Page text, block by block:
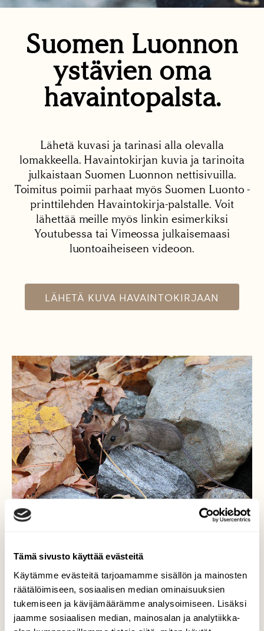
Tämä sivusto käyttää evästeitä
Käytämme evästeitä tarjoamamme sisällön ja mainosten
räätälöimiseen, sosiaalisen median ominaisuuksien
tukemiseen ja kävijämäärämme analysoimiseen. Lisäksi
jaamme sosiaalisen median, mainosalan ja analytiikka-
Suomen Luonnon
ystävien oma
havaintopalsta.
Lähetä kuvasi ja tarinasi alla olevalla
lomakkeella. Havaintokirjan kuvia ja tarinoita
julkaistaan Suomen Luonnon nettisivuilla.
Toimitus poimii parhaat myös Suomen Luonto -
printtilehden Havaintokirja-palstalle. Voit
lähettää meille myös linkin esimerkiksi
Youtubessa tai Vimeossa julkaisemaasi
luontoaiheiseen videoon.
LÄHETÄ KUVA HAVAINTOKIRJAAN
Hiirulainen siimahäntä
Katselin, että pihalla on hienoja
vaahteranlehtiä, voisiko niistä askarrella
jotain syksyistä. No kiven takaa lehtien